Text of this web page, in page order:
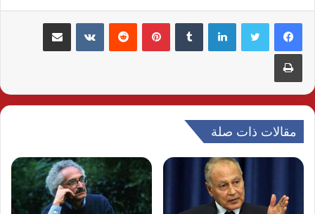
لينكدإن بينتيريست مشاركة عبر البريد
طباعة
مقالات ذات صلة